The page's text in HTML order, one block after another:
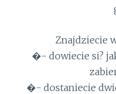
Znajdziecie
�- dowiecie si?
�- dostaniecie